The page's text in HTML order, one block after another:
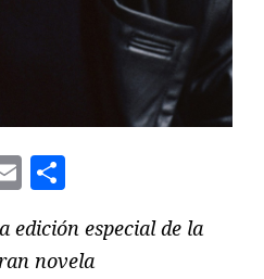
Email
edición especial de la
novela